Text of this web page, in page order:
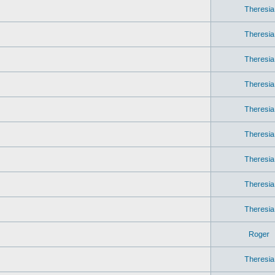
Theresia
Theresia
Theresia
Theresia
Theresia
Theresia
Theresia
Theresia
Theresia
Roger
Theresia